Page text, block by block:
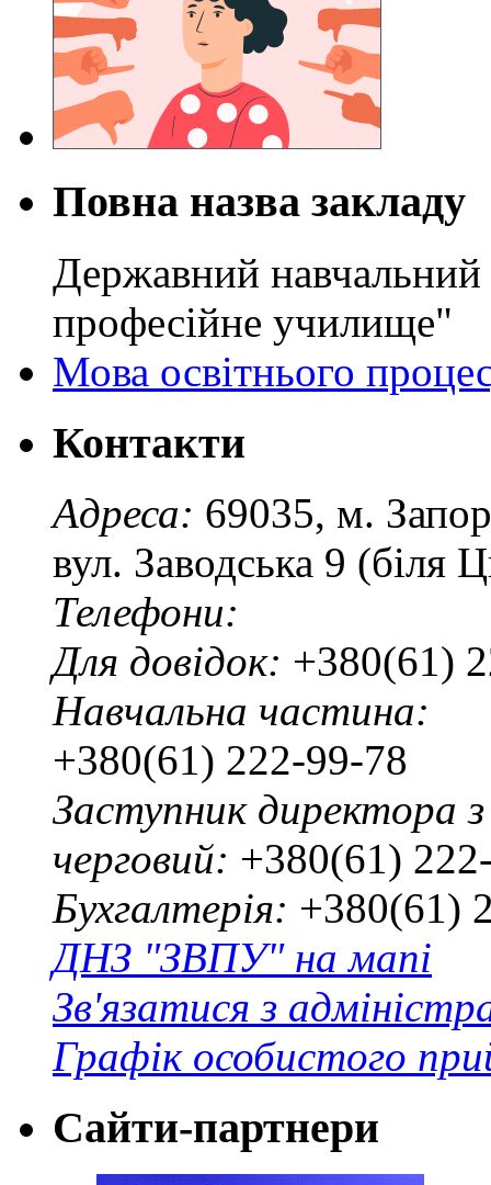
Повна назва закладу
Державний навчальний
професійне училище"
Мова освітнього
Контакти
Адреса: 69035, м.
вул. Заводська 9 (біля
Телефони:
Для довідок: +380(61)
Навчальна частина:
+380(61) 222-99-78
Заступник директора
черговий: +380(61)
Бухгалтерія: +380(61)
ДНЗ "ЗВПУ" на мапі
Зв'язатися з
Графік особистого
Сайти-партнери